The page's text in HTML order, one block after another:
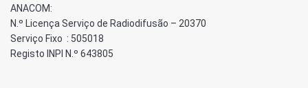
ANACOM:
N.º Licença Serviço de Radiodifusão – 20370
Serviço Fixo : 505018
Registo INPI N.º 643805